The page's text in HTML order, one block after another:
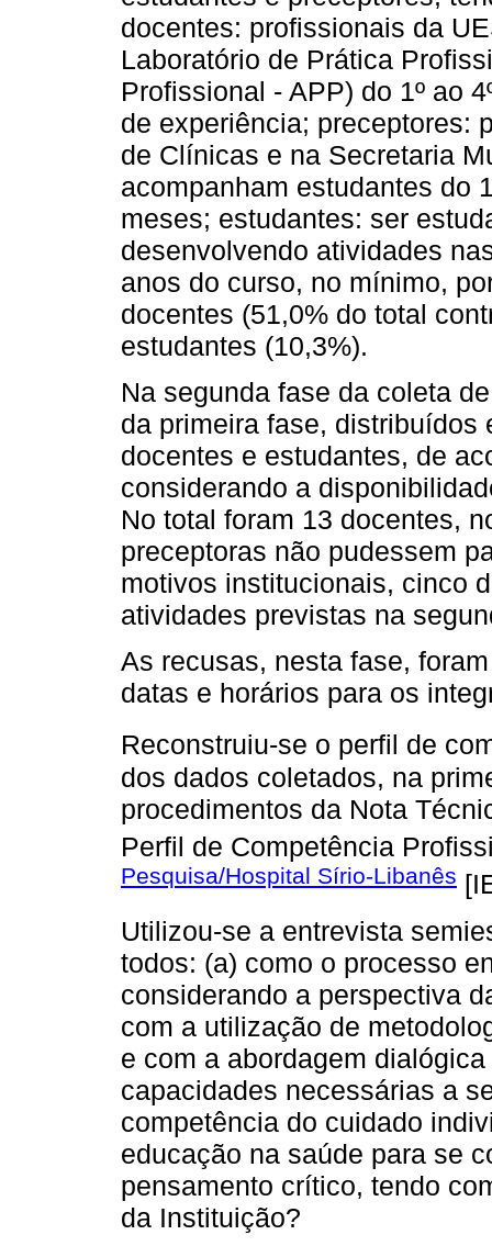
docentes: profissionais da
Laboratório de Prática
Profissional - APP) do 1º ao
de experiência; preceptores:
de Clínicas e na Secretaria
acompanham estudantes do
meses; estudantes: ser
desenvolvendo atividades
anos do curso, no mínimo,
docentes (51,0% do total
estudantes (10,3%).
Na segunda fase da coleta
da primeira fase, distribuídos
docentes e estudantes, de
considerando a
No total foram 13 docentes,
preceptoras não pudessem
motivos institucionais, cinco
atividades previstas na
As recusas, nesta fase,
datas e horários para os
Reconstruiu-se o perfil de
dos dados coletados, na
procedimentos da Nota
Perfil de Competência
Pesquisa/Hospital Sírio-Libanês
Utilizou-se a entrevista
todos: (a) como o processo
considerando a perspectiva
com a utilização de
e com a abordagem
capacidades necessárias a
competência do cuidado
educação na saúde para se
pensamento crítico, tendo
da Instituição?